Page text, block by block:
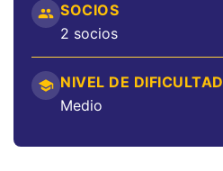
SOCIOS
2 socios
NIVEL DE DIFICULTAD
Medio